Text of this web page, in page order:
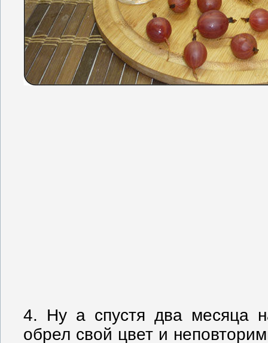
4. Ну а спустя два месяца
обрел свой цвет и